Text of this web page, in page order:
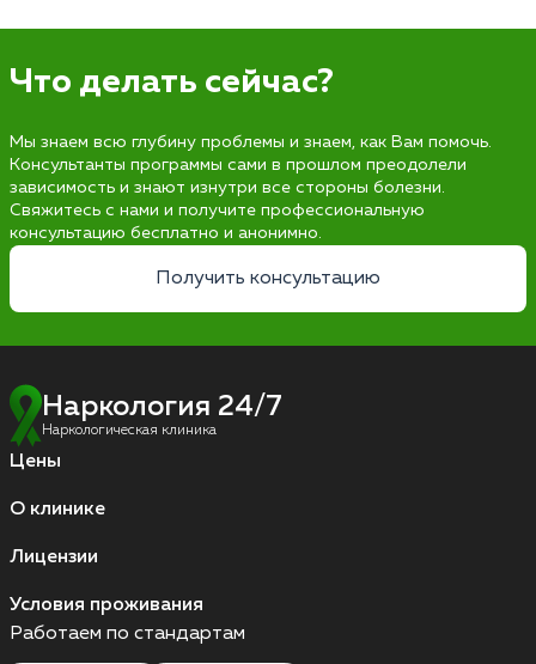
Что делать сейчас?
Мы знаем всю глубину проблемы и знаем, как Вам помочь.
Консультанты программы сами в прошлом преодолели
зависимость и знают изнутри все стороны болезни.
Свяжитесь с нами и получите профессиональную
консультацию бесплатно и анонимно.
Получить консультацию
Наркология 24/7
Наркологическая клиника
Цены
О клинике
Лицензии
Условия проживания
Работаем по стандартам